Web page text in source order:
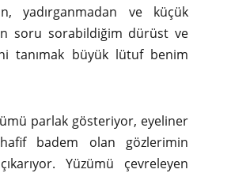
yadırganmadan ve küçük
soru sorabildiğim dürüst ve
tanımak büyük lütuf benim
parlak gösteriyor, eyeliner
badem olan gözlerimin
Yüzümü çevreleyen